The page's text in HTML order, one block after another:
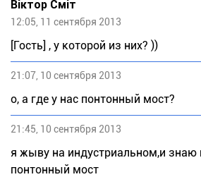
Віктор Сміт
12:05, 11 сентября 2013
[Гость] , у которой из них? ))
21:07, 10 сентября 2013
о, а где у нас понтонный мост?
21:45, 10 сентября 2013
я жыву на индустриальном,и знаю
понтонный мост